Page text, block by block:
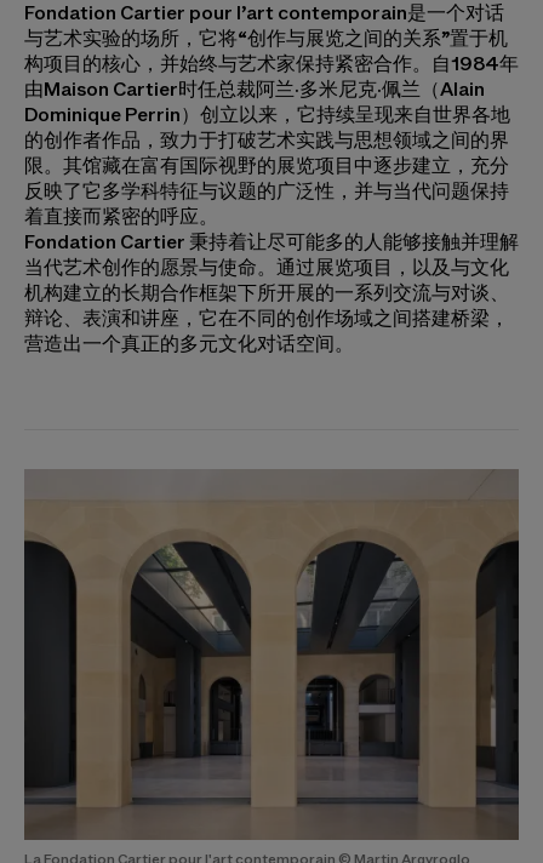
Fondation Cartier pour l’art contemporain是一个对话
与艺术实验的场所，它将“创作与展览之间的关系”置于机
构项目的核心，并始终与艺术家保持紧密合作。自1984年
由Maison Cartier时任总裁阿兰·多米尼克·佩兰（Alain
Dominique Perrin）创立以来，它持续呈现来自世界各地
的创作者作品，致力于打破艺术实践与思想领域之间的界
限。其馆藏在富有国际视野的展览项目中逐步建立，充分
反映了它多学科特征与议题的广泛性，并与当代问题保持
着直接而紧密的呼应。
Fondation Cartier 秉持着让尽可能多的人能够接触并理解
当代艺术创作的愿景与使命。通过展览项目，以及与文化
机构建立的长期合作框架下所开展的一系列交流与对谈、
辩论、表演和讲座，它在不同的创作场域之间搭建桥梁，
营造出一个真正的多元文化对话空间。